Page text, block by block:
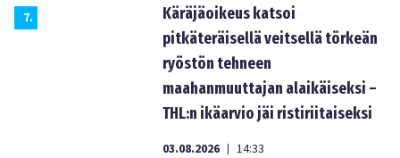
7.
Käräjäoikeus katsoi
pitkäteräisellä veitsellä törkeän
ryöstön tehneen
maahanmuuttajan alaikäiseksi –
THL:n ikäarvio jäi ristiriitaiseksi
03.08.2026 | 14:33